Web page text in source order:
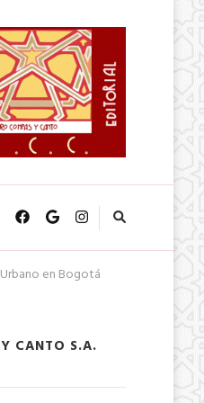
en Bogotá
CANTO S.A.